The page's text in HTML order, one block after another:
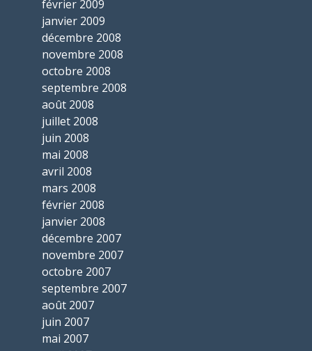
février 2009
janvier 2009
décembre 2008
novembre 2008
octobre 2008
septembre 2008
août 2008
juillet 2008
juin 2008
mai 2008
avril 2008
mars 2008
février 2008
janvier 2008
décembre 2007
novembre 2007
octobre 2007
septembre 2007
août 2007
juin 2007
mai 2007